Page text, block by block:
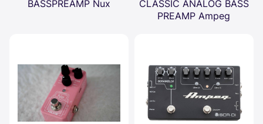
BASSPREAMP Nux
CLASSIC ANALOG BASS
PREAMP Ampeg